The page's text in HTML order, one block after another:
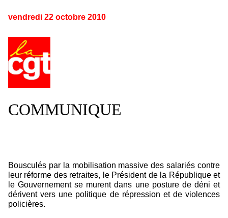
vendredi 22 octobre 2010
COMMUNIQUE
Bousculés par la mobilisation massive des salariés contre
leur réforme des retraites, le Président de la République et
le Gouvernement se murent dans une posture de déni et
dérivent vers une politique de répression et de violences
policières.